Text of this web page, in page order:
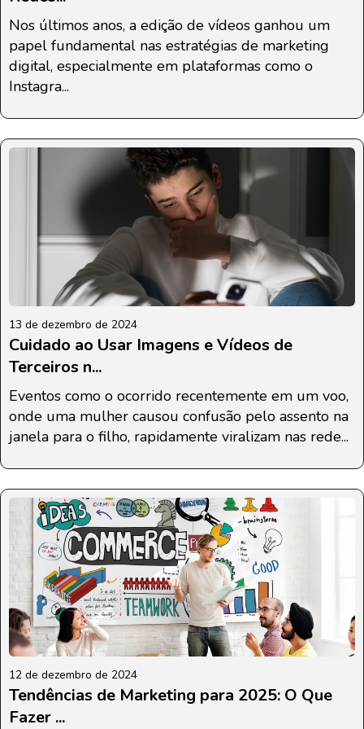
Nos últimos anos, a edição de vídeos ganhou um
papel fundamental nas estratégias de marketing
digital, especialmente em plataformas como o
Instagra...
13 de dezembro de 2024
Cuidado ao Usar Imagens e Vídeos de
Terceiros n...
Eventos como o ocorrido recentemente em um voo,
onde uma mulher causou confusão pelo assento na
janela para o filho, rapidamente viralizam nas rede...
12 de dezembro de 2024
Tendências de Marketing para 2025: O Que
Fazer ...